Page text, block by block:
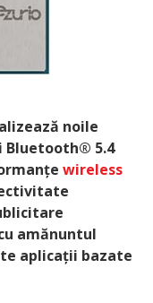
noile
Bluetooth® 5.4
wireless
amănuntul
aplicații bazate